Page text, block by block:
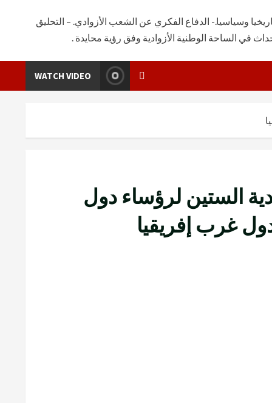
وسياسيا.- الدفاع الفكري عن الشعب الأزوادي. – التحليق
في الساحة الوطنية الأزوادية وفق رؤية محايدة .
WATCH VIDEO
الستين لرؤساء دول
غرب إفريقيا